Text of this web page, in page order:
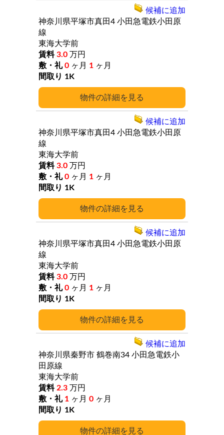
詳細
神奈川県平塚市真田4 小田急電鉄小田原
線
東海大学前
3.0 万円
0 ヶ月 1 ヶ月
1K
候補に追加
詳細
神奈川県平塚市真田4 小田急電鉄小田原
線
東海大学前
3.0 万円
0 ヶ月 1 ヶ月
1K
候補に追加
詳細
神奈川県平塚市真田4 小田急電鉄小田原
線
東海大学前
3.0 万円
0 ヶ月 1 ヶ月
1K
候補に追加
詳細
神奈川県秦野市 鶴巻南34 小田急電鉄小
田原線
東海大学前
2.3 万円
1 ヶ月 0 ヶ月
1K
候補に追加